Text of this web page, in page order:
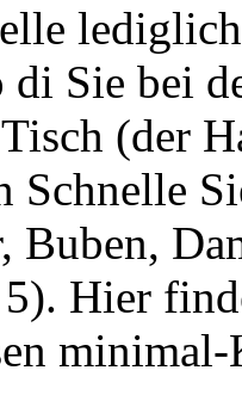
Sie bei
(der
Schnelle
Buben,
Hier
minimal-